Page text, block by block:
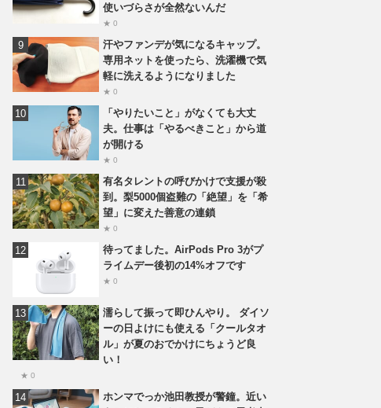
使いづらさが全然ないんだ
★ 0
汗やファンデが気になるキャップ。
専用ネットを使ったら、洗濯機で気
軽に洗えるようになりました
★ 0
「やりたいこと」がなくても大丈
夫。仕事は「やるべきこと」から道
が開ける
★ 0
有名タレントの呼びかけで支援が殺
到。梨5000個盗難の「絶望」を「希
望」に変えた善意の連鎖
★ 0
待ってました。AirPods Pro 3がプ
ライムデー後初の14%オフです
★ 0
濡らして振って即ひんやり。 ダイソ
ーの日よけにも使える「クールタオ
ル」が夏のおでかけにちょうど良
い！
★ 0
ホンマでっか池田教授が警鐘。近い